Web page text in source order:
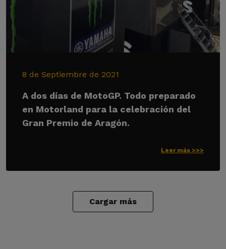
8 de Septiembre de 2021
A dos días de MotoGP. Todo preparado
en Motorland para la celebración del
Gran Premio de Aragón.
Leer más >>>
Cargar más